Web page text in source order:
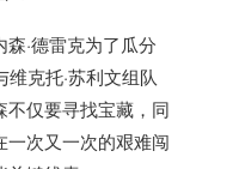
·德雷克为了瓜分
克托·苏利文组队
仅要寻找宝藏，同
一次又一次的艰难闯